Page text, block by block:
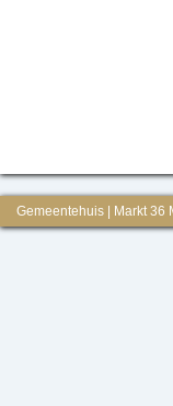
Gemeentehuis | Markt 36